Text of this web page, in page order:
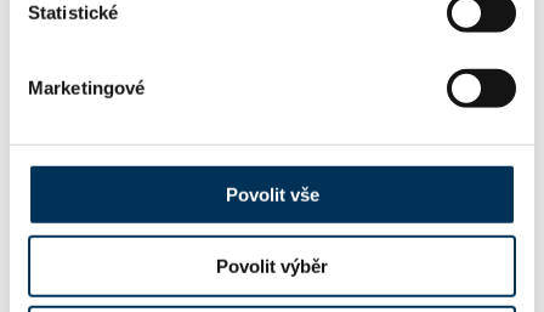
Statistické
Marketingové
Povolit vše
Povolit výběr
Havelková & Partners, advokátní kanc
elář, s.r.o.